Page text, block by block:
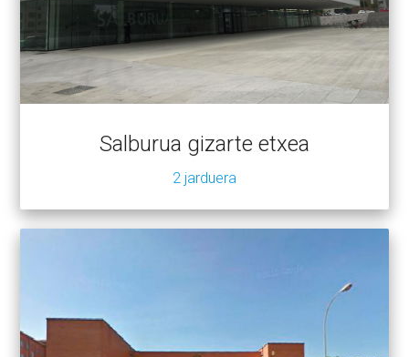
Salburua gizarte etxea
2 jarduera